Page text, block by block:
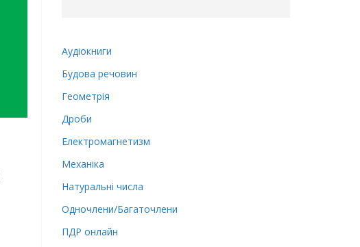
Аудіокниги
Будова речовин
Геометрія
Дроби
Електромагнетизм
Механіка
Натуральні числа
Одночлени/Багаточлени
ПДР онлайн